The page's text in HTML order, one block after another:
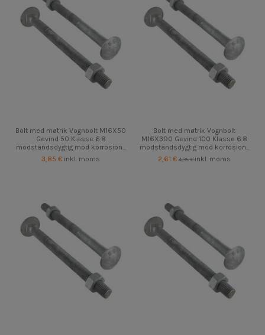
Bolt med møtrik Vognbolt M16X50
Gevind 50 Klasse 6.8
modstandsdygtig mod korrosion...
3,85 € inkl. moms
Bolt med møtrik Vognbolt
M16X390 Gevind 100 Klasse 6.8
modstandsdygtig mod korrosion...
2,61 € 4,35 €inkl. moms